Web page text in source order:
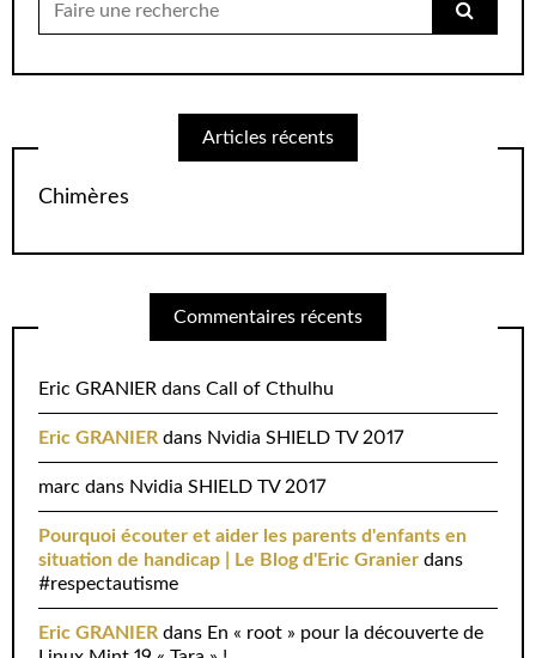
pour:
Articles récents
Chimères
Commentaires récents
Eric GRANIER dans Call of Cthulhu
Eric GRANIER dans Nvidia SHIELD TV 2017
marc dans Nvidia SHIELD TV 2017
Pourquoi écouter et aider les parents d'enfants en
situation de handicap | Le Blog d'Eric Granier dans
#respectautisme
Eric GRANIER dans En « root » pour la découverte de